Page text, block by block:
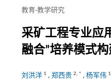
教育·教学研究
采矿工程专业应
融合”培养模式
刘洪洋 1 , 郑西贵 2, * , 杨军伟 1